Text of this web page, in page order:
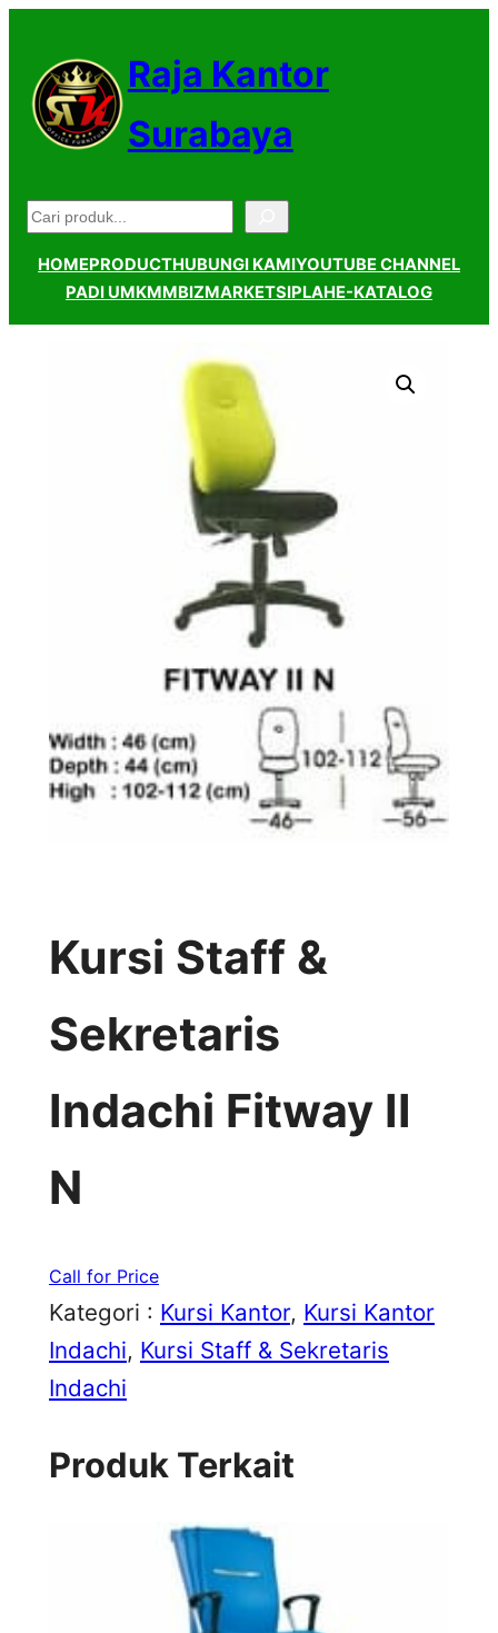
konten
Raja Kantor
Surabaya
Pencarian
HOMEPRODUCTHUBUNGI KAMIYOUTUBE CHANNEL
PADI UMKMMBIZMARKETSIPLAHE-KATALOG
Kursi Staff &
Sekretaris
Indachi Fitway II
N
Call for Price
Kategori : Kursi Kantor, Kursi Kantor
Indachi, Kursi Staff & Sekretaris
Indachi
Produk Terkait